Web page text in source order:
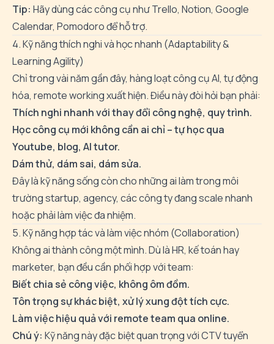
Tip: Hãy dùng các công cụ như Trello, Notion, Google
Calendar, Pomodoro để hỗ trợ.
4. Kỹ năng thích nghi và học nhanh (Adaptability &
Learning Agility)
Chỉ trong vài năm gần đây, hàng loạt công cụ AI, tự động
hóa, remote working xuất hiện. Điều này đòi hỏi bạn phải:
Thích nghi nhanh với thay đổi công nghệ, quy trình.
Học công cụ mới không cần ai chỉ – tự học qua
Youtube, blog, AI tutor.
Dám thử, dám sai, dám sửa.
Đây là kỹ năng sống còn cho những ai làm trong môi
trường startup, agency, các công ty đang scale nhanh
hoặc phải làm việc đa nhiệm.
5. Kỹ năng hợp tác và làm việc nhóm (Collaboration)
Không ai thành công một mình. Dù là HR, kế toán hay
marketer, bạn đều cần phối hợp với team:
Biết chia sẻ công việc, không ôm đồm.
Tôn trọng sự khác biệt, xử lý xung đột tích cực.
Làm việc hiệu quả với remote team qua online.
Chú ý: Kỹ năng này đặc biệt quan trọng với CTV tuyển